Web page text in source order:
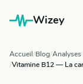
Wizey
Accueil Blog
Vitamine B12 — La